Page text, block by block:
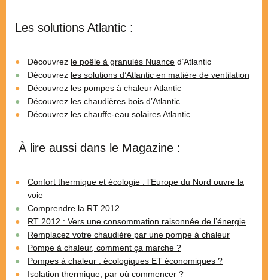
Les solutions Atlantic :
Découvrez le poêle à granulés Nuance d’Atlantic
Découvrez les solutions d’Atlantic en matière de ventilation
Découvrez les pompes à chaleur Atlantic
Découvrez les chaudières bois d’Atlantic
Découvrez les chauffe-eau solaires Atlantic
À lire aussi dans le Magazine :
Confort thermique et écologie : l’Europe du Nord ouvre la
voie
Comprendre la RT 2012
RT 2012 : Vers une consommation raisonnée de l’énergie
Remplacez votre chaudière par une pompe à chaleur
Pompe à chaleur, comment ça marche ?
Pompes à chaleur : écologiques ET économiques ?
Isolation thermique, par où commencer ?